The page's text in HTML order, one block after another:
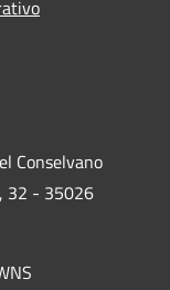
Conselvano
32 - 35026